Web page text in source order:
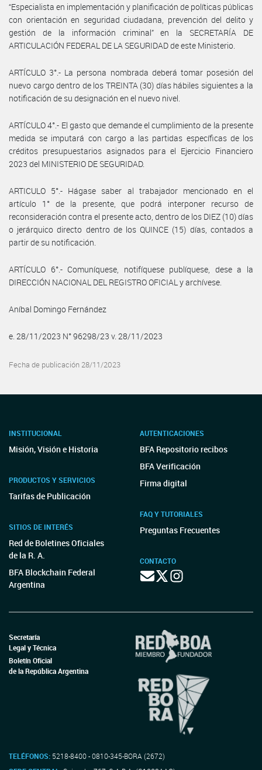
“Especialista en implementación y planificación de políticas públicas
con orientación en seguridad ciudadana, prevención del delito y
gestión de la información criminal” en la SECRETARÍA DE
ARTICULACIÓN FEDERAL DE LA SEGURIDAD de este Ministerio.
ARTÍCULO 3°.- La persona nombrada deberá tomar posesión del
nuevo cargo dentro de los TREINTA (30) días hábiles siguientes a la
notificación de su designación en el nuevo nivel.
ARTÍCULO 4°.- El gasto que demande el cumplimiento de la presente
medida se imputará con cargo a las partidas específicas de los
créditos presupuestarios asignados para el Ejercicio Financiero
2023 del MINISTERIO DE SEGURIDAD.
ARTICULO 5°.- Hágase saber al trabajador mencionado en el
artículo 1° de la presente, que podrá interponer recurso de
reconsideración contra el presente acto, dentro de los DIEZ (10) días
o jerárquico directo dentro de los QUINCE (15) días, contados a
partir de su notificación.
ARTÍCULO 6°.- Comuníquese, notifíquese publíquese, dese a la
DIRECCIÓN NACIONAL DEL REGISTRO OFICIAL y archívese.
Aníbal Domingo Fernández
e. 28/11/2023 N° 96298/23 v. 28/11/2023
Fecha de publicación 28/11/2023
INSTITUCIONAL
Misión, Visión e Historia
PRODUCTOS Y SERVICIOS
Tarifas de Publicación
SITIOS DE INTERÉS
Red de Boletines Oficiales
de la R. A.
BFA Blockchain Federal
Argentina
AUTENTICACIONES
BFA Repositorio recibos
BFA Verificación
Firma digital
FAQ Y TUTORIALES
Preguntas Frecuentes
CONTACTO
Secretaría
Legal y Técnica
Boletín Oficial
de la República Argentina
TELÉFONOS: 5218-8400 - 0810-345-BORA (2672)